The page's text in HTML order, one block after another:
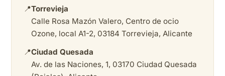
📍Torrevieja
Calle Rosa Mazón Valero, Centro de ocio
Ozone, local A1-2, 03184 Torrevieja, Alicante
📍Ciudad Quesada
Av. de las Naciones, 1, 03170 Ciudad Quesada